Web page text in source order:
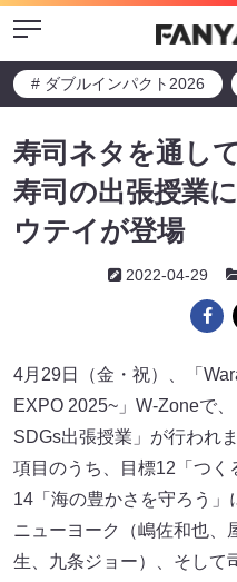
Menu
# ダブルインパクト2026
寿司ネタを通し
寿司の出張授業
ウテイが登場
2022-04-29
4月29日（金・祝）、「
EXPO 2025~」W-Zoneで
SDGs出張授業」が行われ
項目のうち、目標12「つく
14「海の豊かさを守ろう」
ニューヨーク（嶋佐和也、
生、九条ジョー）、そして